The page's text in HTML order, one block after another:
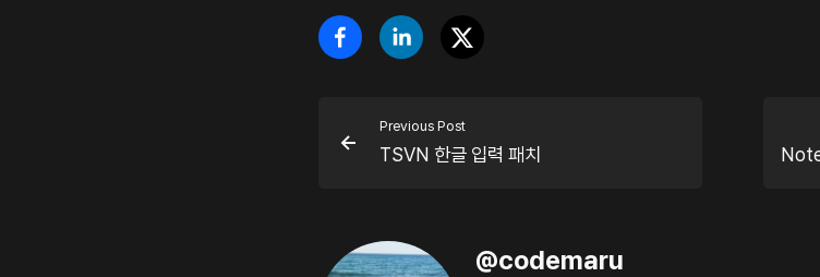
Previous Post
TSVN 한글 입력 패치
@codemaru